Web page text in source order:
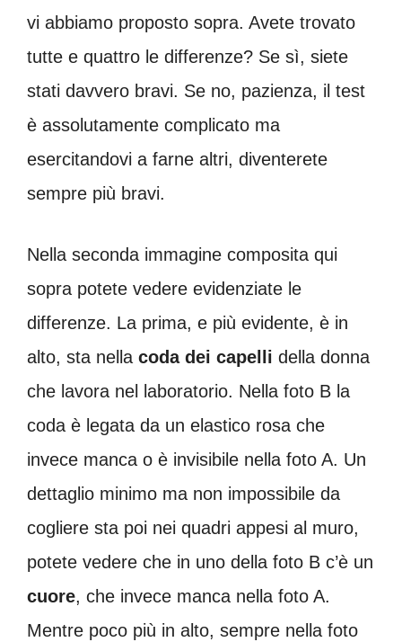
vi abbiamo proposto sopra. Avete trovato
tutte e quattro le differenze? Se sì, siete
stati davvero bravi. Se no, pazienza, il test
è assolutamente complicato ma
esercitandovi a farne altri, diventerete
sempre più bravi.
Nella seconda immagine composita qui
sopra potete vedere evidenziate le
differenze. La prima, e più evidente, è in
alto, sta nella coda dei capelli della donna
che lavora nel laboratorio. Nella foto B la
coda è legata da un elastico rosa che
invece manca o è invisibile nella foto A. Un
dettaglio minimo ma non impossibile da
cogliere sta poi nei quadri appesi al muro,
potete vedere che in uno della foto B c’è un
cuore, che invece manca nella foto A.
Mentre poco più in alto, sempre nella foto